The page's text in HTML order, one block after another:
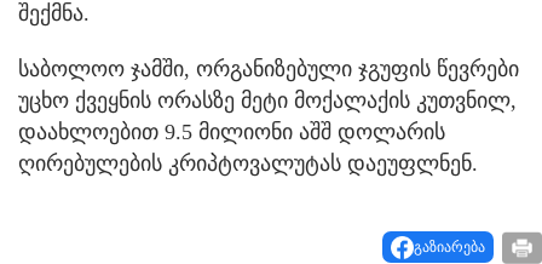
შექმნა.
საბოლოო ჯამში, ორგანიზებული ჯგუფის წევრები
უცხო ქვეყნის ორასზე მეტი მოქალაქის კუთვნილ,
დაახლოებით 9.5 მილიონი აშშ დოლარის
ღირებულების კრიპტოვალუტას დაეუფლნენ.
გაზიარება